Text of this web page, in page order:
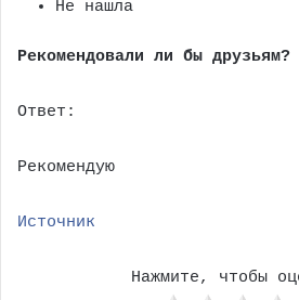
Не нашла
Рекомендовали ли бы друзьям?
Ответ:
Рекомендую
Источник
Нажмите, чтобы